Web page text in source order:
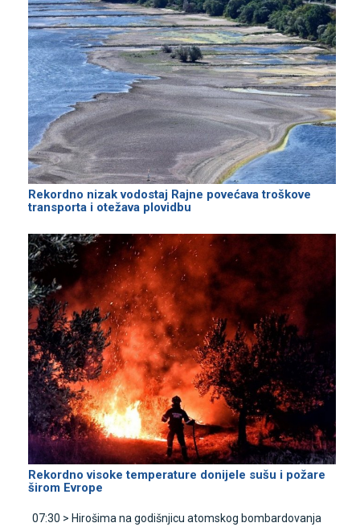
Rekordno nizak vodostaj Rajne povećava troškove
transporta i otežava plovidbu
Rekordno visoke temperature donijele sušu i požare
širom Evrope
07:30 > Hirošima na godišnjicu atomskog bombardovanja